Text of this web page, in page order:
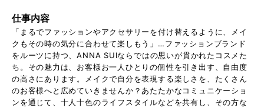
仕事内容
「まるでファッションやアクセサリーを付け替えるように、メイ
クもその時の気分に合わせて楽しもう」…ファッションブランド
をルーツに持つ、ANNA SUIならではの思いが貫かれたコスメた
ち。その魅力は、お客様お一人ひとりの個性を引き出す、自由度
の高さにあります。メイクで自分を表現する楽しさを、たくさん
のお客様へと広めていきませんか？あたたかなコミュニケーショ
ンを通じて、十人十色のライフスタイルなどを共有し、その方な